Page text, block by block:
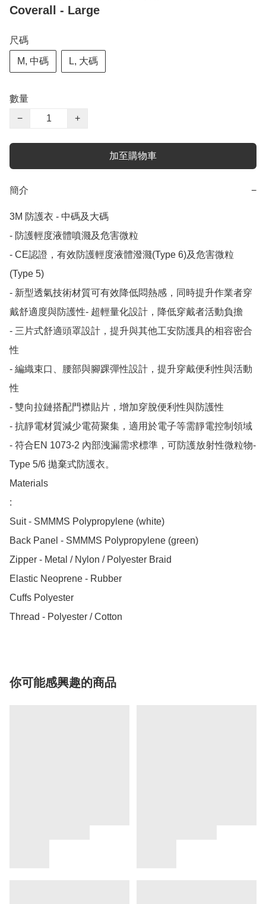
Coverall - Large
尺碼
M, 中碼 L, 大碼
數量
−
+
加至購物車
簡介 −
3M 防護衣 - 中碼及大碼
- 防護輕度液體噴濺及危害微粒
- CE認證，有效防護輕度液體潑濺(Type 6)及危害微粒
(Type 5)
- 新型透氣技術材質可有效降低悶熱感，同時提升作業者穿
戴舒適度與防護性- 超輕量化設計，降低穿戴者活動負擔
- 三片式舒適頭罩設計，提升與其他工安防護具的相容密合
性
- 編織束口、腰部與腳踝彈性設計，提升穿戴便利性與活動
性
- 雙向拉鏈搭配門襟貼片，增加穿脫便利性與防護性
- 抗靜電材質減少電荷聚集，適用於電子等需靜電控制領域
- 符合EN 1073-2 內部洩漏需求標準，可防護放射性微粒物-
Type 5/6 拋棄式防護衣。
Materials
:
Suit - SMMMS Polypropylene (white)
Back Panel - SMMMS Polypropylene (green)
Zipper - Metal / Nylon / Polyester Braid
Elastic Neoprene - Rubber
Cuffs Polyester
你可能感興趣的商品